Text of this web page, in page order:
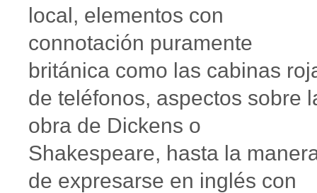
local, elementos con
connotación puramente
británica como las cabinas
de teléfonos, aspectos sobre
obra de Dickens o
Shakespeare, hasta la
de expresarse en inglés con